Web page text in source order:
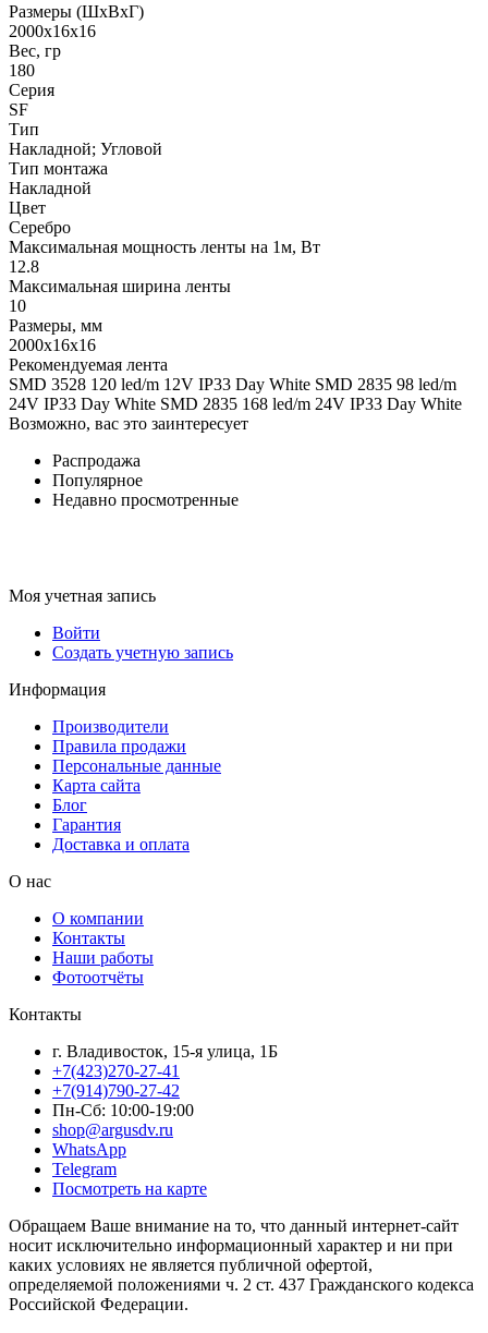
Размеры (ШxВxГ)
2000x16x16
Вес, гр
180
Серия
SF
Тип
Накладной; Угловой
Тип монтажа
Накладной
Цвет
Серебро
Максимальная мощность ленты на 1м, Вт
12.8
Максимальная ширина ленты
10
Размеры, мм
2000x16x16
Рекомендуемая лента
SMD 3528 120 led/m 12V IP33 Day White SMD 2835 98 led/m
24V IP33 Day White SMD 2835 168 led/m 24V IP33 Day White
Возможно, вас это заинтересует
Распродажа
Популярное
Недавно просмотренные
Моя учетная запись
Войти
Создать учетную запись
Информация
Производители
Правила продажи
Персональные данные
Карта сайта
Блог
Гарантия
Доставка и оплата
О нас
О компании
Контакты
Наши работы
Фотоотчёты
Контакты
г. Владивосток, 15-я улица, 1Б
+7(423)270-27-41
+7(914)790-27-42
Пн-Сб: 10:00-19:00
shop@argusdv.ru
WhatsApp
Telegram
Посмотреть на карте
Обращаем Ваше внимание на то, что данный интернет-сайт
носит исключительно информационный характер и ни при
каких условиях не является публичной офертой,
определяемой положениями ч. 2 ст. 437 Гражданского кодекса
Российской Федерации.